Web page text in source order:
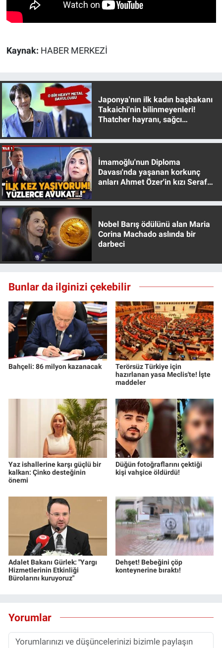
Kaynak: HABER MERKEZİ
Japonya'nın ilk kadın başbakanı
Takaichi'nin bilinmeyenleri!
Thatcher hayranı, sağcı
İmamoğlu'nun Diploma
Davası'nda yaşanan korkunç
anları Ahmet Özer'in kızı Seraf
Nobel Barış ödülünü alan Maria
Corina Machado aslında bir
darbeci
Bunlar da ilginizi çekebilir
Bahçeli: 86 milyon kazanacak
Terörsüz Türkiye için
hazırlanan yasa Meclis'te! İşte
maddeler
Yaz ishallerine karşı güçlü bir
kalkan: Çinko desteğinin
önemi
Düğün fotoğraflarını çektiği
kişi vahşice öldürdü!
Adalet Bakanı Gürlek: "Yargı
Hizmetlerinin Etkinliği
Bürolarını kuruyoruz"
Dehşet! Bebeğini çöp
konteynerine bıraktı!
Yorumlar